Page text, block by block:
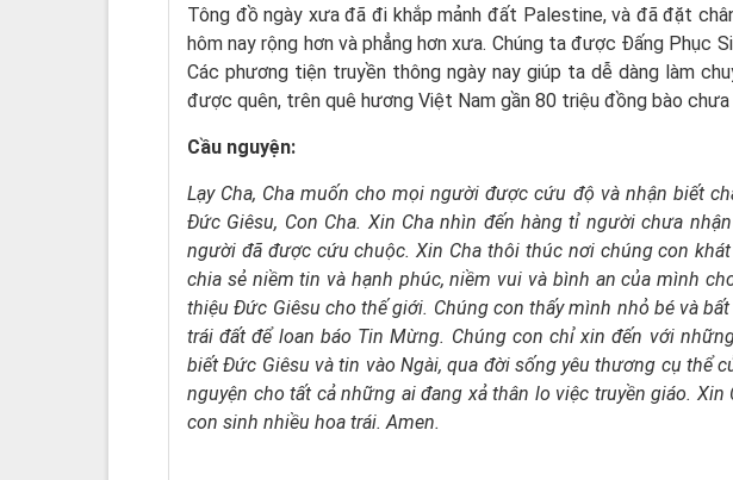
Tông đồ ngày xưa đã đi khắp mảnh đất Palestine, và đã đặt
hôm nay rộng hơn và phẳng hơn xưa. Chúng ta được Đấng Phục
Các phương tiện truyền thông ngày nay giúp ta dễ dàng làm
được quên, trên quê hương Việt Nam gần 80 triệu đồng bào chưa
Cầu nguyện:
Lạy Cha, Cha muốn cho mọi người được cứu độ và nhận biết
Ðức Giêsu, Con Cha. Xin Cha nhìn đến hàng tỉ ngườichưa
người đã được cứu chuộc.Xin Cha thôi thúc nơi chúng con
chia sẻ niềm tin và hạnh phúc,niềm vui và bình an của mình
thiệu Ðức Giêsu cho thế giới. Chúng con thấy mình nhỏ bé và
trái đấtđể loan báo Tin Mừng. Chúng con chỉ xin đến với
biết Ðức Giêsu và tin vào Ngài,qua đời sống yêu thương cụ thể
nguyện cho tất cả những ai đang xả thân lo việc truyền giáo. Xin
con sinh nhiều hoa trái. Amen.